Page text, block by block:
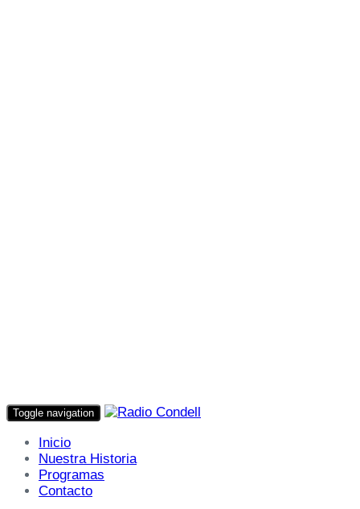
Toggle navigation
Inicio
Nuestra Historia
Programas
Contacto